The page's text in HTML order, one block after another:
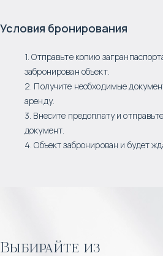
Условия бронирования
1. Отправьте копию
забронирован объект.
2. Получите необходимые
аренду.
3. Внесите предоплату и
документ.
4. Объект забронирован и будет
Выбирайте из